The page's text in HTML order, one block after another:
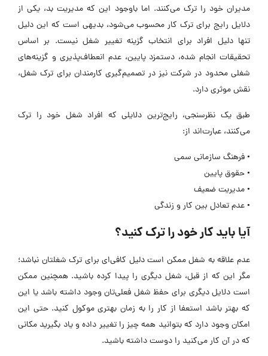
مدیران خود را ترک می‌کنند. اما باوجود این که مدیریت بد، یکی از
دلایل رایج برای ترک کار محسوب می‌شود، بدیهی است که این دلیل
تنها دلیل افراد برای انتخاب گزینه تغییر شغل نیست. بر اساس
تحقیقات انجام شده، دستمزد پایین، عدم انعطاف‌پذیری و گزینه‌های
شغلی محدود در شرکت نیز در تصمیم‌گیری کارمندان برای ترک شغل،
نقش موثری دارد.
طبق یک نظرسنجی، رایج‌ترین دلایلی که افراد شغل خود را ترک
می‌کنند، عبارت‌اند از:
• فرهنگ سازمانی سمی
• حقوق پایین
• مدیریت ضعیف
• عدم تعادل بین کار و زندگی
آیا باید کار خود را ترک کنید؟
عدم علاقه به شغل ممکن است دلیل کافی‌ای برای ترک شغلتان نباشد؛
مگر این که از قبل، شغل دیگری را پیدا کرده باشید. همچنین ممکن
است دلایل دیگری برای حفظ شغل فعلی‌تان وجود داشته باشد یا این
که بهتر باشد استعفا از کار را به زمان بهتری موکول کنید. حتی این
امکان وجود دارد که بتوانید همه چیز را تغییر داده و یاد بگیرید مکانی
که در آن کار می‌کنید را دوست داشته باشید.